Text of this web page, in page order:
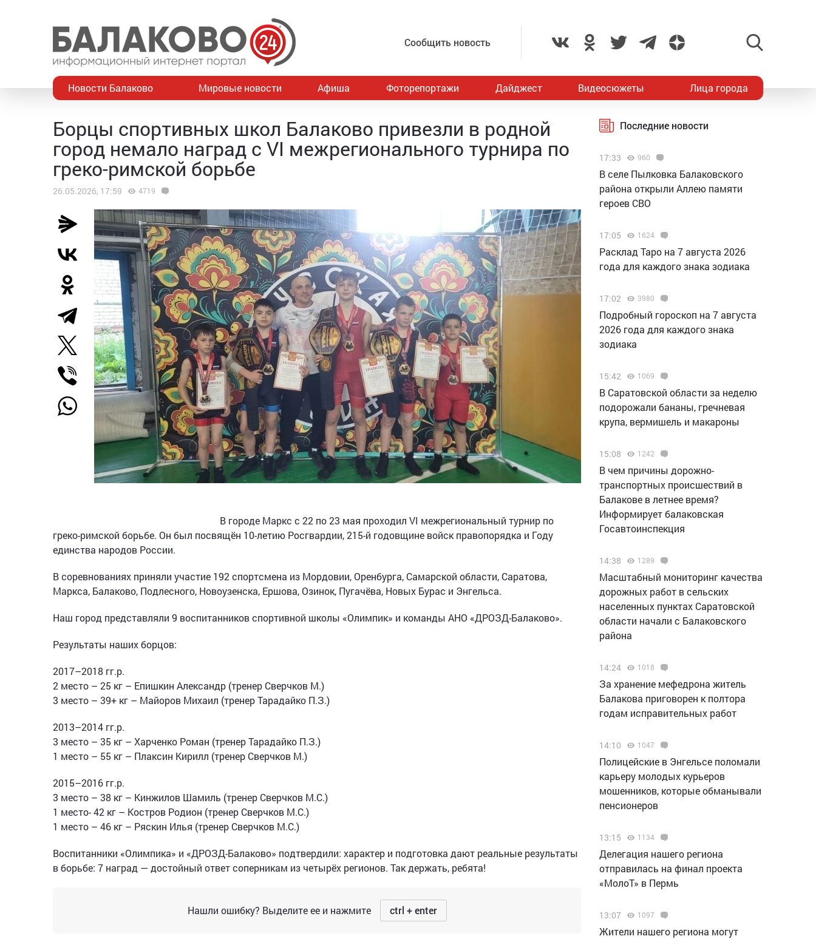
Сообщить новость
Новости Балаково Мировые новости Афиша Фоторепортажи Дайджест Видеосюжеты Лица города
Борцы спортивных школ Балаково привезли в родной
город немало наград с VI межрегионального турнира по
греко-римской борьбе
26.05.2026, 17:59 4719
В городе Маркс с 22 по 23 мая проходил VI межрегиональный турнир по
греко-римской борьбе. Он был посвящён 10-летию Росгвардии, 215-й годовщине войск правопорядка и Году
единства народов России.
В соревнованиях приняли участие 192 спортсмена из Мордовии, Оренбурга, Самарской области, Саратова,
Маркса, Балаково, Подлесного, Новоузенска, Ершова, Озинок, Пугачёва, Новых Бурас и Энгельса.
Наш город представляли 9 воспитанников спортивной школы «Олимпик» и команды АНО «ДРОЗД-Балаково».
Результаты наших борцов:
2017–2018 гг.р.
2 место – 25 кг – Епишкин Александр (тренер Сверчков М.)
3 место – 39+ кг – Майоров Михаил (тренер Тарадайко П.З.)
2013–2014 гг.р.
3 место – 35 кг – Харченко Роман (тренер Тарадайко П.З.)
1 место – 55 кг – Плаксин Кирилл (тренер Сверчков М.)
2015–2016 гг.р.
3 место – 38 кг – Кинжилов Шамиль (тренер Сверчков М.С.)
1 место- 42 кг – Костров Родион (тренер Сверчков М.С.)
1 место – 46 кг – Ряскин Илья (тренер Сверчков М.С.)
Воспитанники «Олимпика» и «ДРОЗД-Балаково» подтвердили: характер и подготовка дают реальные результаты
в борьбе: 7 наград — достойный ответ соперникам из четырёх регионов. Так держать, ребята!
Нашли ошибку? Выделите ее и нажмите ctrl + enter
Последние новости
17:33 960
В селе Пылковка Балаковского
района открыли Аллею памяти
героев СВО
17:05 1624
Расклад Таро на 7 августа 2026
года для каждого знака зодиака
17:02 3980
Подробный гороскоп на 7 августа
2026 года для каждого знака
зодиака
15:42 1069
В Саратовской области за неделю
подорожали бананы, гречневая
крупа, вермишель и макароны
15:08 1242
В чем причины дорожно-
транспортных происшествий в
Балакове в летнее время?
Информирует балаковская
Госавтоинспекция
14:38 1289
Масштабный мониторинг качества
дорожных работ в сельских
населенных пунктах Саратовской
области начали с Балаковского
района
14:24 1018
За хранение мефедрона житель
Балакова приговорен к полтора
годам исправительных работ
14:10 1047
Полицейские в Энгельсе поломали
карьеру молодых курьеров
мошенников, которые обманывали
пенсионеров
13:15 1134
Делегация нашего региона
отправилась на финал проекта
«МолоТ» в Пермь
13:07 1097
Жители нашего региона могут